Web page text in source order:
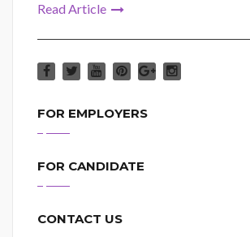
Read Article
FOR EMPLOYERS
FOR CANDIDATE
CONTACT US